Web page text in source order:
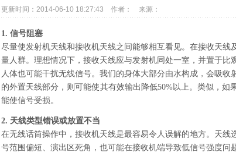
更新时间：2014-06-10 18:27:43 作者： 来源：
1. 信号阻塞
尽量使发射机天线和接收机天线之间能够相互看见。在接收天
量人群。理想情况下，接收天线应与发射机同处一室，并置于比
人体也可能干扰无线信号。我们的身体大部分由水构成，会吸
的外置天线部分，则可能使其有效输出降低50%以上。类似，
能使信号受损。
2. 天线类型错误或放置不当
在无线话筒操作中，接收机天线是最容易令人误解的地方。天
号范围偏短、演出区死角，也可能在接收机端导致低信号强度